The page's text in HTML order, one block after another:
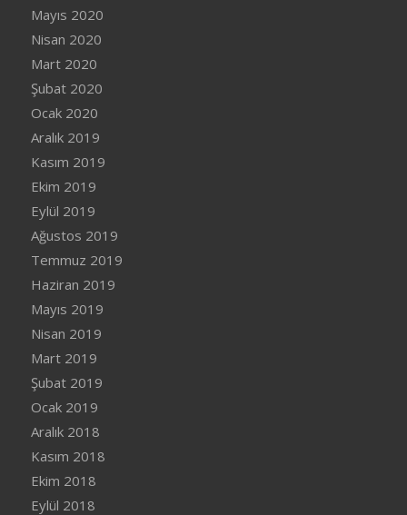
Mayıs 2020
Nisan 2020
Mart 2020
Şubat 2020
Ocak 2020
Aralık 2019
Kasım 2019
Ekim 2019
Eylül 2019
Ağustos 2019
Temmuz 2019
Haziran 2019
Mayıs 2019
Nisan 2019
Mart 2019
Şubat 2019
Ocak 2019
Aralık 2018
Kasım 2018
Ekim 2018
Eylül 2018